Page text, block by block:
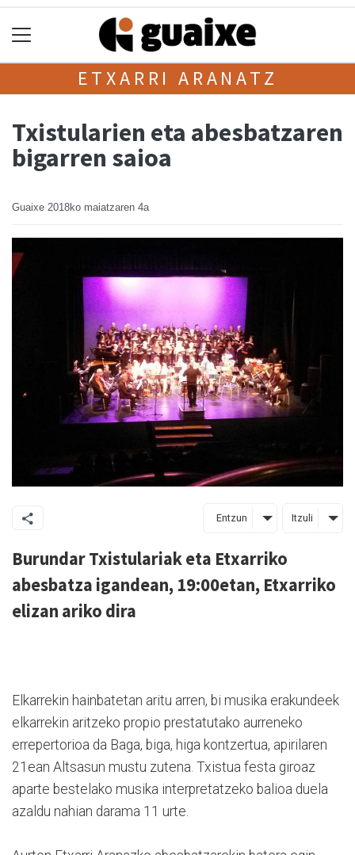
ETXARRI ARANATZ
Txistularien eta abesbatzaren
bigarren saioa
Guaixe 2018ko maiatzaren 4a
Entzun Itzuli
Burundar Txistulariak eta Etxarriko
abesbatza igandean, 19:00etan, Etxarriko
elizan ariko dira
Elkarrekin hainbatetan aritu arren, bi musika erakundeek
elkarrekin aritzeko propio prestatutako aurreneko
errepertorioa da Baga, biga, higa kontzertua, apirilaren
21ean Altsasun mustu zutena. Txistua festa giroaz
aparte bestelako musika interpretatzeko balioa duela
azaldu nahian darama 11 urte.